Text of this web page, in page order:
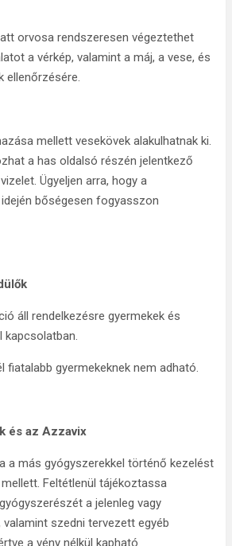
orvosa rendszeresen végeztethet
a vérkép, valamint a máj, a vese, és
ellenőrzésére.
mellett vesekövek alakulhatnak ki.
a has oldalsó részén jelentkező
Ügyeljen arra, hogy a
bőségesen fogyasszon
áll rendelkezésre gyermekek és
kapcsolatban.
fiatalabb gyermekeknek nem adható.
és az Azzavix
a más gyógyszerekkel történő kezelést
Feltétlenül tájékoztassa
a jelenleg vagy
szedni tervezett egyéb
a vény nélkül kapható